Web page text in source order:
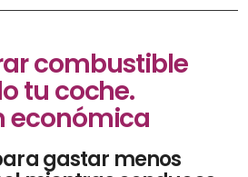
combustible
tu coche.
económica
gastar menos